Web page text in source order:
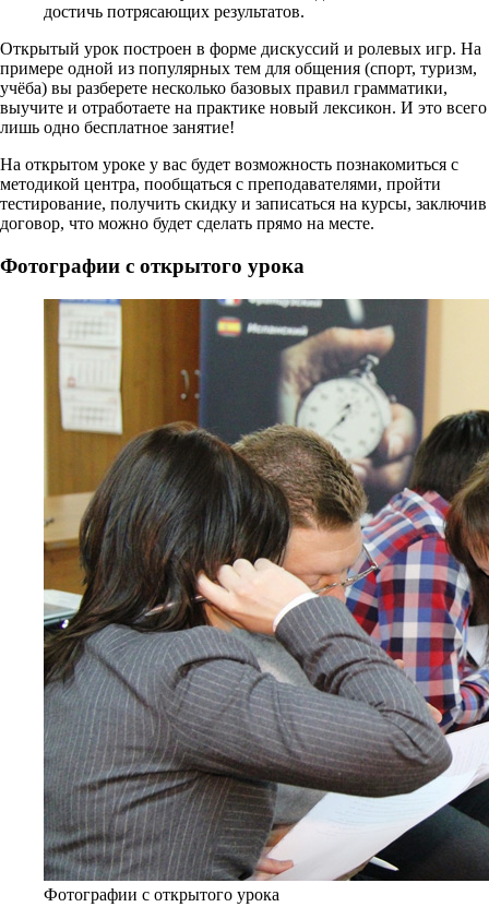
достичь потрясающих результатов.
Открытый урок построен в форме дискуссий и ролевых игр. На
примере одной из популярных тем для общения (спорт, туризм,
учёба) вы разберете несколько базовых правил грамматики,
выучите и отработаете на практике новый лексикон. И это всего
лишь одно бесплатное занятие!
На открытом уроке у вас будет возможность познакомиться с
методикой центра, пообщаться с преподавателями, пройти
тестирование, получить скидку и записаться на курсы, заключив
договор, что можно будет сделать прямо на месте.
Фотографии с открытого урока
Фотографии с открытого урока